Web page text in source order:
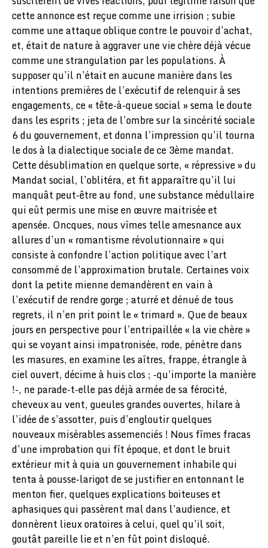
cette annonce est reçue comme une irrision ; subie
comme une attaque oblique contre le pouvoir d’achat,
et, était de nature à aggraver une vie chère déjà vécue
comme une strangulation par les populations. À
supposer qu’il n’était en aucune manière dans les
intentions premières de l’exécutif de relenquir à ses
engagements, ce « tête-à-queue social » sema le doute
dans les esprits ; jeta de l’ombre sur la sincérité sociale
6 du gouvernement, et donna l’impression qu’il tourna
le dos à la dialectique sociale de ce 3ème mandat.
Cette désublimation en quelque sorte, « répressive » du
Mandat social, l’oblitéra, et fit apparaître qu’il lui
manquât peut-être au fond, une substance médullaire
qui eût permis une mise en œuvre maitrisée et
apensée. Oncques, nous vîmes telle amesnance aux
allures d’un « romantisme révolutionnaire » qui
consiste à confondre l’action politique avec l’art
consommé de l’approximation brutale. Certaines voix
dont la petite mienne demandèrent en vain à
l’exécutif de rendre gorge ; aturré et dénué de tous
regrets, il n’en prit point le « trimard ». Que de beaux
jours en perspective pour l’entripaillée « la vie chère »
qui se voyant ainsi impatronisée, rode, pénètre dans
les masures, en examine les aîtres, frappe, étrangle à
ciel ouvert, décime à huis clos ; -qu’importe la manière
!-, ne parade-t-elle pas déjà armée de sa férocité,
cheveux au vent, gueules grandes ouvertes, hilare à
l’idée de s’assotter, puis d’engloutir quelques
nouveaux misérables assemenciés ! Nous fîmes fracas
d’une improbation qui fît époque, et dont le bruit
extérieur mit à quia un gouvernement inhabile qui
tenta à pousse-larigot de se justifier en entonnant le
menton fier, quelques explications boiteuses et
aphasiques qui passèrent mal dans l’audience, et
donnèrent lieux oratoires à celui, quel qu’il soit,
goutât pareille lie et n’en fût point disloqué.